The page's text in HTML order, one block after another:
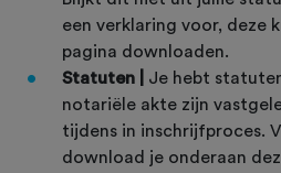
een verklaring voor, deze
pagina downloaden.
Statuten |
Je hebt
notariële akte zijn
tijdens in inschrijfproces.
download je onderaan